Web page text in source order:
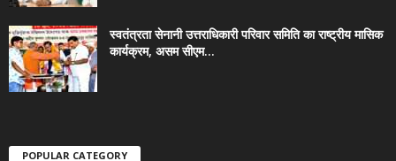
स्वतंत्रता सेनानी उत्तराधिकारी परिवार समिति का राष्ट्रीय मासिक
कार्यक्रम, असम सीएम...
POPULAR CATEGORY